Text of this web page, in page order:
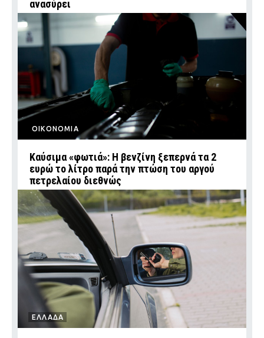
ανασύρει
ΟΙΚΟΝΟΜΙΑ
Καύσιμα «φωτιά»: Η βενζίνη ξεπερνά τα 2
ευρώ το λίτρο παρά την πτώση του αργού
πετρελαίου διεθνώς
ΕΛΛΑΔΑ